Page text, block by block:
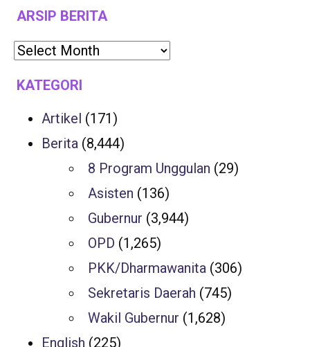
ARSIP BERITA
KATEGORI
Artikel (171)
Berita (8,444)
8 Program Unggulan (29)
Asisten (136)
Gubernur (3,944)
OPD (1,265)
PKK/Dharmawanita (306)
Sekretaris Daerah (745)
Wakil Gubernur (1,628)
English (225)